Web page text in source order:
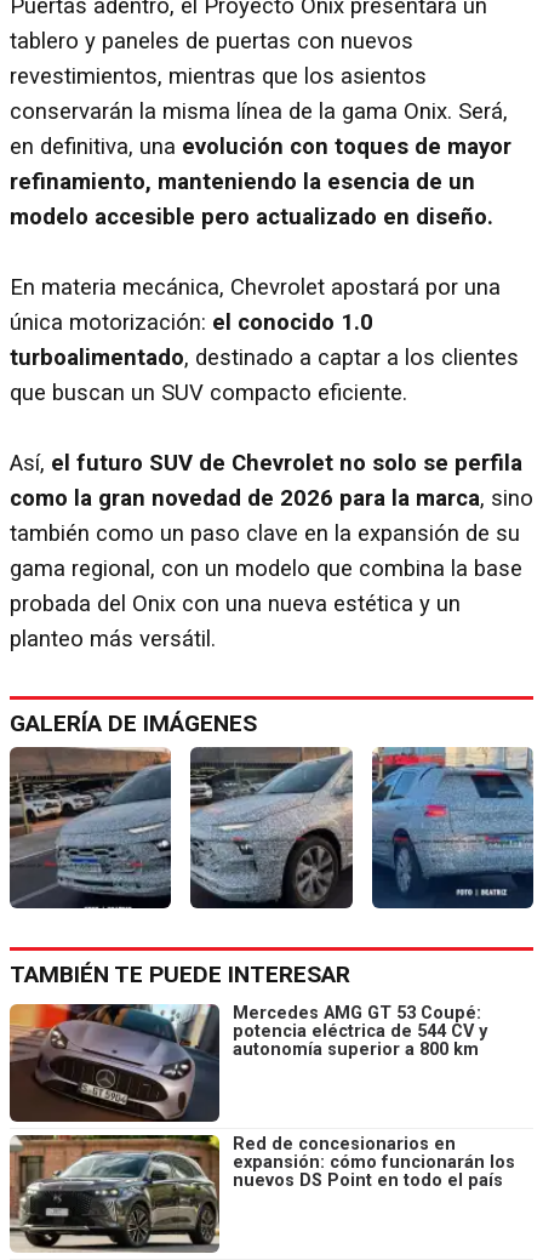
Puertas adentro, el Proyecto Onix presentará un
tablero y paneles de puertas con nuevos
revestimientos, mientras que los asientos
conservarán la misma línea de la gama Onix. Será,
en definitiva, una evolución con toques de mayor
refinamiento, manteniendo la esencia de un
modelo accesible pero actualizado en diseño.
En materia mecánica, Chevrolet apostará por una
única motorización: el conocido 1.0
turboalimentado, destinado a captar a los clientes
que buscan un SUV compacto eficiente.
Así, el futuro SUV de Chevrolet no solo se perfila
como la gran novedad de 2026 para la marca, sino
también como un paso clave en la expansión de su
gama regional, con un modelo que combina la base
probada del Onix con una nueva estética y un
planteo más versátil.
GALERÍA DE IMÁGENES
TAMBIÉN TE PUEDE INTERESAR
Mercedes AMG GT 53 Coupé:
potencia eléctrica de 544 CV y
autonomía superior a 800 km
Red de concesionarios en
expansión: cómo funcionarán los
nuevos DS Point en todo el país